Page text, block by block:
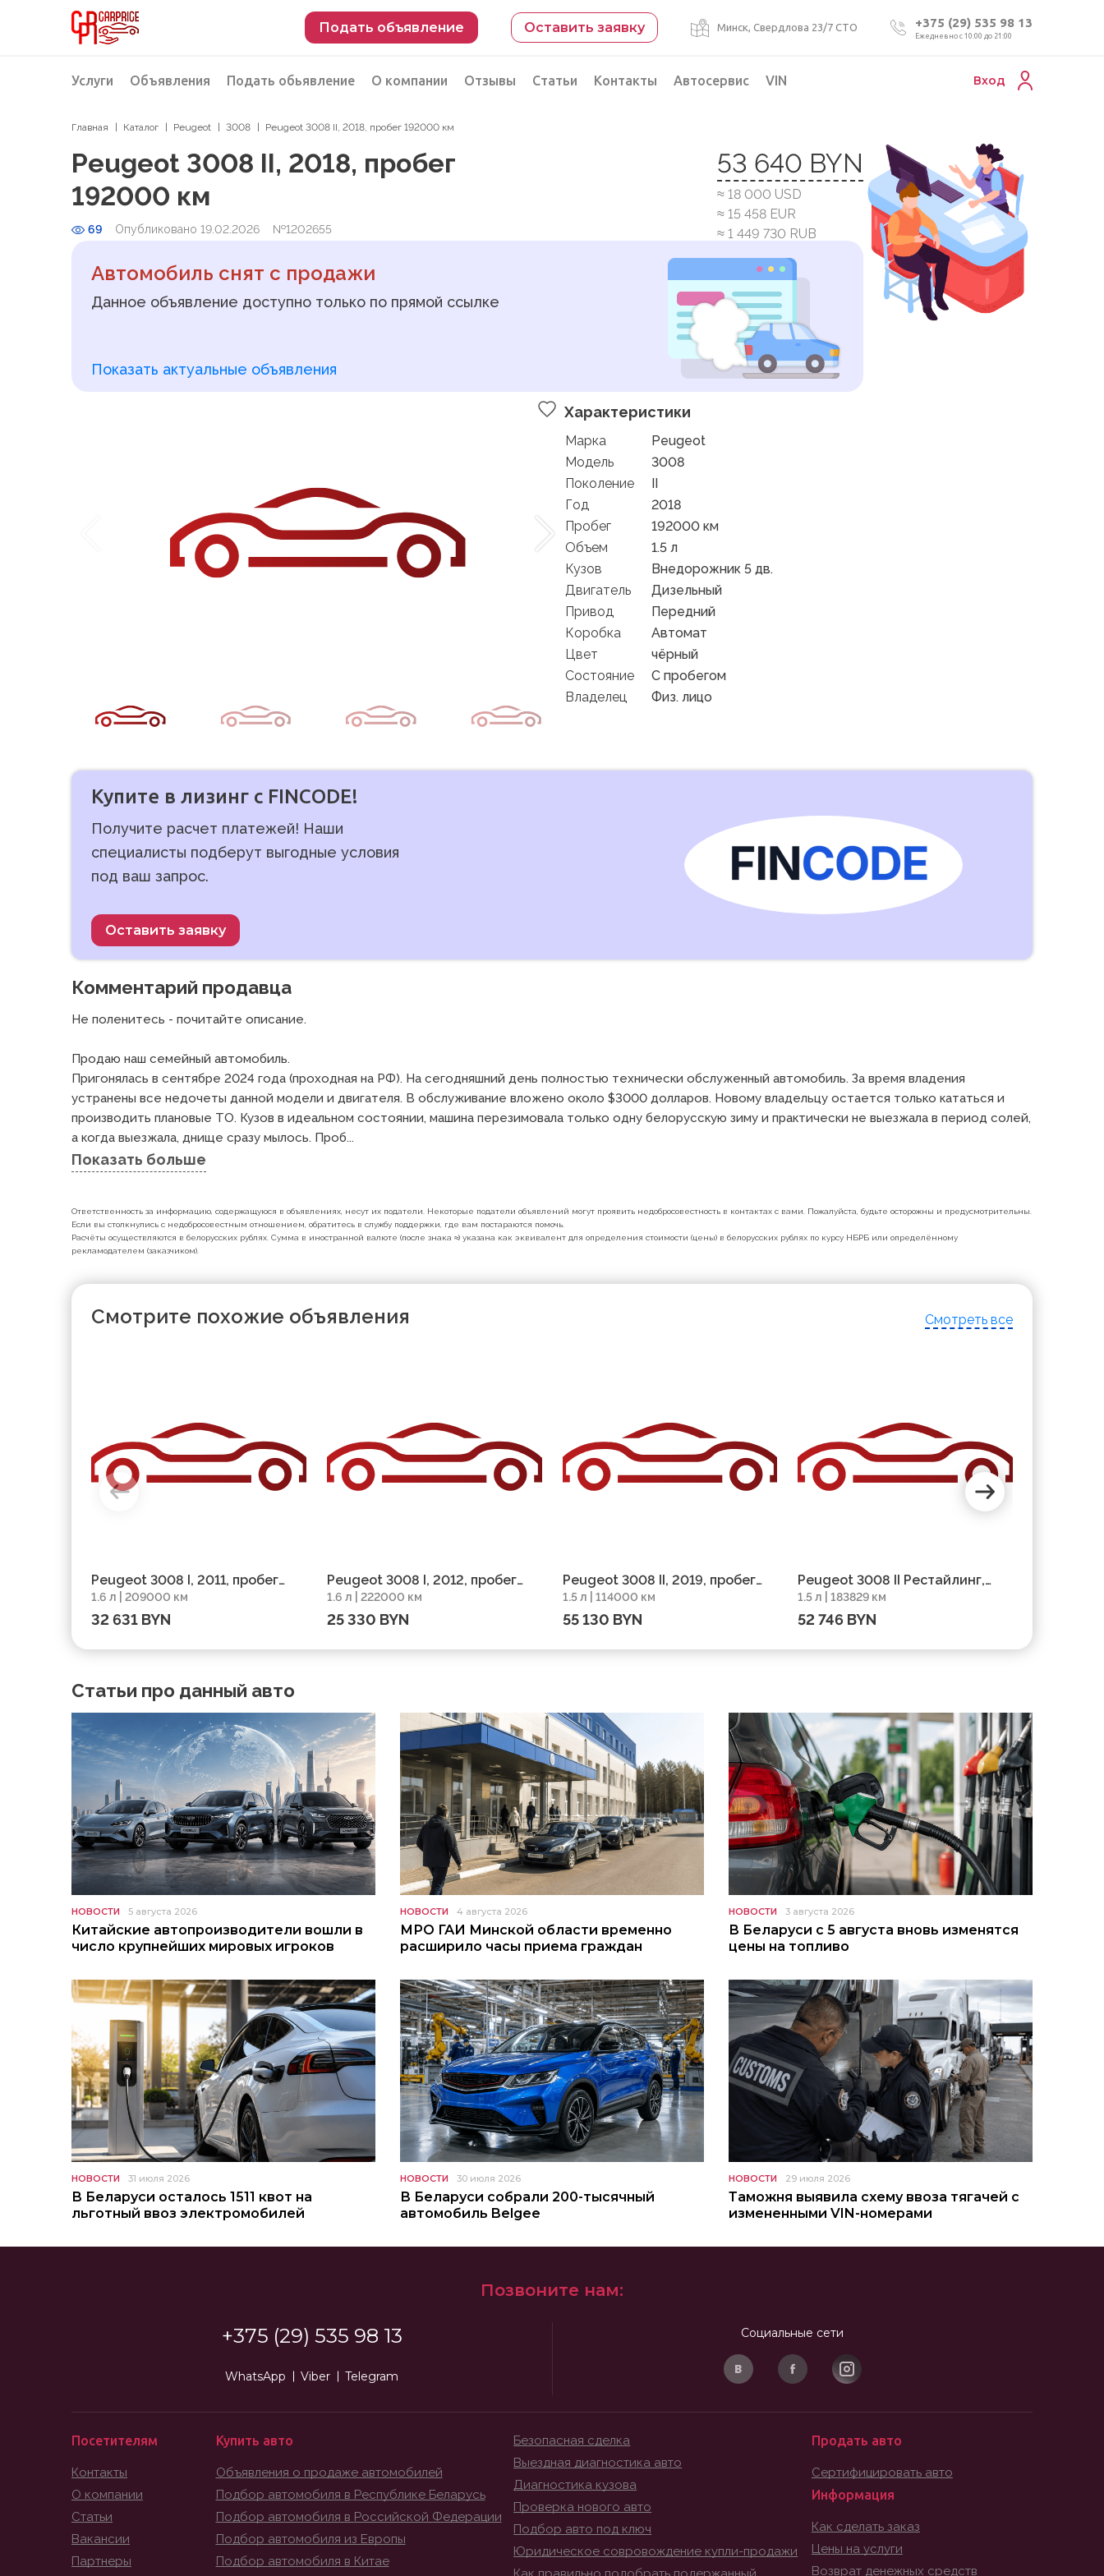
Подать объявление Оставить заявку Минск, Свердлова 23/7 СТО +375 (29) 535 98 13
Ежедневно с 10:00 до 21:00
Услуги
Подбор автомобиля
Подбор автомобиля из Российской Федерации
Подбор автомобиля из Европы
Проверка автомобиля перед покупкой
Проверка VIN номера авто
Пригон авто из Беларуси
Подбор мотоцикла
Объявления Подать обьявление
Разместить объявление о продаже
О компании Отзывы Статьи Контакты Автосервис VIN Вход
Главная Каталог Peugeot 3008 Peugeot 3008 II, 2018, пробег 192000 км
Peugeot 3008 II, 2018, пробег
192000 км
69 Опубликовано 19.02.2026 №1202655
53 640 BYN
≈ 18 000 USD
≈ 15 458 EUR
≈ 1 449 730 RUB
Автомобиль снят с продажи
Данное объявление доступно только по прямой ссылке
Показать актуальные объявления
Характеристики
Марка
Peugeot
Модель
3008
Поколение
II
Год
2018
Пробег
192000 км
Объем
1.5 л
Кузов
Внедорожник 5 дв.
Двигатель
Дизельный
Привод
Передний
Коробка
Автомат
Цвет
чёрный
Состояние
C пробегом
Владелец
Физ. лицо
Купите в лизинг с FINCODE!
Получите расчет платежей! Наши
специалисты подберут выгодные условия
под ваш запрос.
Оставить заявку
Комментарий продавца
Не поленитесь - почитайте описание.
Продаю наш семейный автомобиль.
Пригонялась в сентябре 2024 года (проходная на РФ). На сегодняшний день полностью технически обслуженный автомобиль. За время владения
устранены все недочеты данной модели и двигателя. В обслуживание вложено около $3000 долларов. Новому владельцу остается только кататься и
производить плановые ТО. Кузов в идеальном состоянии, машина перезимовала только одну белорусскую зиму и практически не выезжала в период солей,
а когда выезжала, днище сразу мылось. Проб...
Показать больше
Ответственность за информацию, содержащуюся в объявлениях, несут их податели. Некоторые податели объявлений могут проявить недобросовестность в контактах с вами. Пожалуйста, будьте осторожны и предусмотрительны.
Если вы столкнулись с недобросовестным отношением, обратитесь в службу поддержки, где вам постараются помочь.
Расчёты осуществляются в белорусских рублях. Сумма в иностранной валюте (после знака ≈) указана как эквивалент для определения стоимости (цены) в белорусских рублях по курсу НБРБ или определённому
рекламодателем (заказчиком).
Смотрите похожие объявления Смотреть все
Peugeot 3008 I, 2011, пробег
209000 км
1.6 л | 209000 км
32 631 BYN
Peugeot 3008 I, 2012, пробег
222000 км
1.6 л | 222000 км
25 330 BYN
Peugeot 3008 II, 2019, пробег
114000 км
1.5 л | 114000 км
55 130 BYN
Peugeot 3008 II Рестайлинг,
2021, пробег 183829 км
1.5 л | 183829 км
52 746 BYN
Статьи про данный авто
НОВОСТИ 5 августа 2026
Китайские автопроизводители вошли в
число крупнейших мировых игроков
НОВОСТИ 4 августа 2026
МРО ГАИ Минской области временно
расширило часы приема граждан
НОВОСТИ 3 августа 2026
В Беларуси с 5 августа вновь изменятся
цены на топливо
НОВОСТИ 31 июля 2026
В Беларуси осталось 1511 квот на
льготный ввоз электромобилей
НОВОСТИ 30 июля 2026
В Беларуси собрали 200-тысячный
автомобиль Belgee
НОВОСТИ 29 июля 2026
Таможня выявила схему ввоза тягачей с
измененными VIN-номерами
Позвоните нам:
+375 (29) 535 98 13
WhatsApp Viber Telegram
Социальные сети
Посетителям
Контакты
О компании
Статьи
Вакансии
Партнеры
Купить авто
Объявления о продаже автомобилей
Подбор автомобиля в Республике Беларусь
Подбор автомобиля в Российской Федерации
Подбор автомобиля из Европы
Подбор автомобиля в Китае
Безопасная сделка
Выездная диагностика авто
Диагностика кузова
Проверка нового авто
Подбор авто под ключ
Юридическое совровождение купли-продажи
Продать авто
Сертифицировать авто
Информация
Как сделать заказ
Цены на услуги
Возврат денежных средств